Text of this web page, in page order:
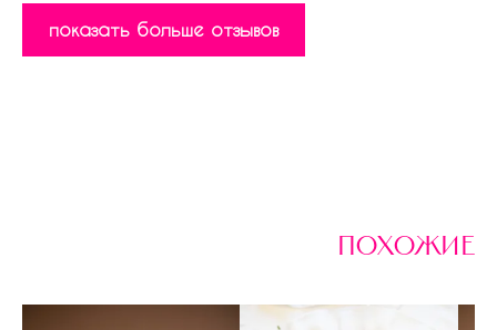
показать больше отзывов
похожие